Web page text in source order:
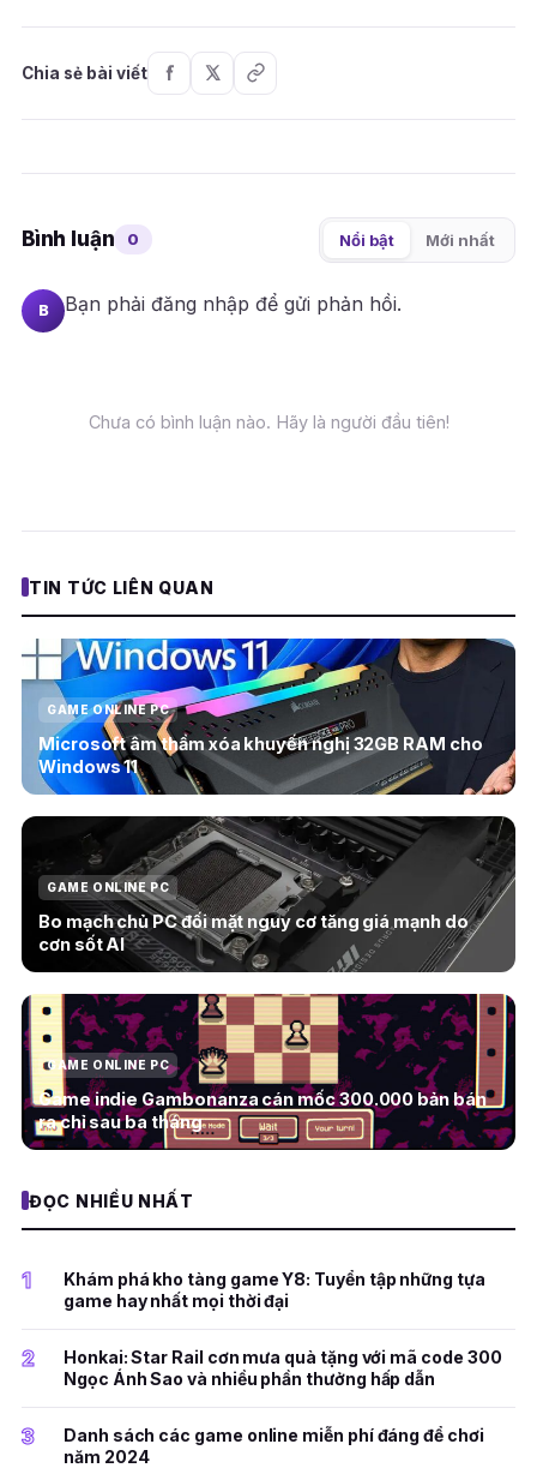
Chia sẻ bài viết
Bình luận 0 Nổi bật Mới nhất
B Bạn phải đăng nhập để gửi phản hồi.
Chưa có bình luận nào. Hãy là người đầu tiên!
TIN TỨC LIÊN QUAN
GAME ONLINE PC
Microsoft âm thầm xóa khuyến nghị 32GB RAM cho
Windows 11
GAME ONLINE PC
Bo mạch chủ PC đối mặt nguy cơ tăng giá mạnh do
cơn sốt AI
GAME ONLINE PC
Game indie Gambonanza cán mốc 300.000 bản bán
ra chỉ sau ba tháng
ĐỌC NHIỀU NHẤT
1
Khám phá kho tàng game Y8: Tuyển tập những tựa
game hay nhất mọi thời đại
2
Honkai: Star Rail cơn mưa quà tặng với mã code 300
Ngọc Ánh Sao và nhiều phần thưởng hấp dẫn
3
Danh sách các game online miễn phí đáng để chơi
năm 2024